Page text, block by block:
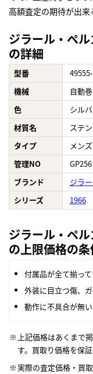
高額査定の期待が出来
ジラール・ペ
の詳細
型番
機械
自動
色
シル
材質名
ステ
タイプ
メンズ
管理NO
GP256
ブランド
ジラ
シリーズ
1966
ジラール・ペ
の上限価格の
付属品が全て揃っ
外装に目立つ傷、
動作に不具合が無
上記価格はあくまで
す。買取り価格を保
実際の査定価格・買